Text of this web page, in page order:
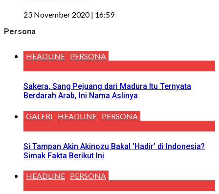
23 November 2020 | 16:59
Persona
HEADLINE PERSONA
Sakera, Sang Pejuang dari Madura Itu Ternyata
Berdarah Arab, Ini Nama Aslinya
GALERI HEADLINE PERSONA
Si Tampan Akin Akinozu Bakal ‘Hadir’ di Indonesia?
Simak Fakta Berikut Ini
HEADLINE PERSONA